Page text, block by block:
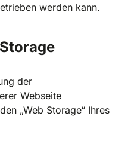
werden kann.
der
Webseite
„Web Storage“ Ihres